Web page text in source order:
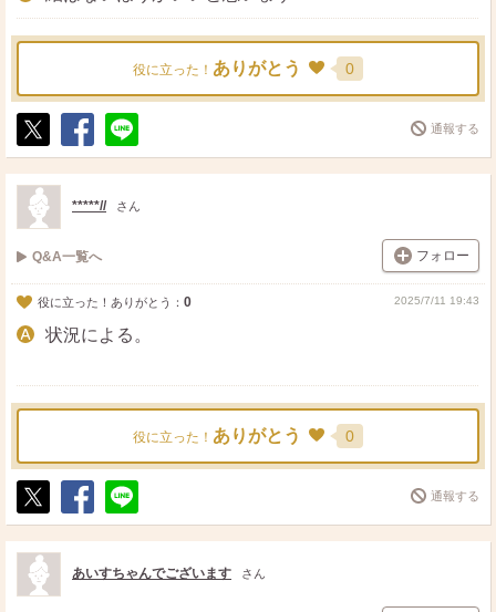
役に立った！ ありがとう 0
ポ
ス
ト
シ
ェ
送
る
通報する
*****// さん
Q&A一覧へ フォロー
役に立った！ありがとう： 0 2025/7/11 19:43
状況による。
役に立った！ ありがとう 0
ポ
ス
ト
シ
ェ
送
る
通報する
あいすちゃんでございます さん